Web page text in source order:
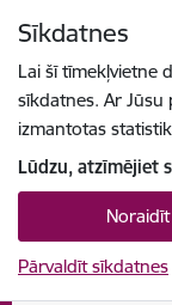
Sīkdatnes
Lai šī tīmekļvietne
sīkdatnes. Ar Jūsu
izmantotas
Lūdzu, atzīmējiet
Noraidīt
Pārvaldīt sīkdatnes